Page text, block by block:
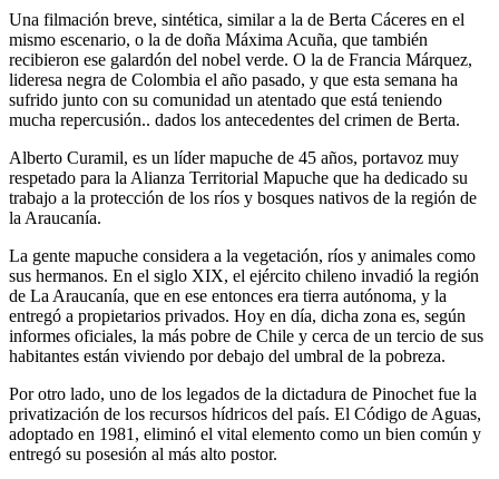
Una filmación breve, sintética, similar a la de Berta Cáceres en el
mismo escenario, o la de doña Máxima Acuña, que también
recibieron ese galardón del nobel verde. O la de Francia Márquez,
lideresa negra de Colombia el año pasado, y que esta semana ha
sufrido junto con su comunidad un atentado que está teniendo
mucha repercusión.. dados los antecedentes del crimen de Berta.
Alberto Curamil, es un líder mapuche de 45 años, portavoz muy
respetado para la Alianza Territorial Mapuche que ha dedicado su
trabajo a la protección de los ríos y bosques nativos de la región de
la Araucanía.
La gente mapuche considera a la vegetación, ríos y animales como
sus hermanos. En el siglo XIX, el ejército chileno invadió la región
de La Araucanía, que en ese entonces era tierra autónoma, y la
entregó a propietarios privados. Hoy en día, dicha zona es, según
informes oficiales, la más pobre de Chile y cerca de un tercio de sus
habitantes están viviendo por debajo del umbral de la pobreza.
Por otro lado, uno de los legados de la dictadura de Pinochet fue la
privatización de los recursos hídricos del país. El Código de Aguas,
adoptado en 1981, eliminó el vital elemento como un bien común y
entregó su posesión al más alto postor.